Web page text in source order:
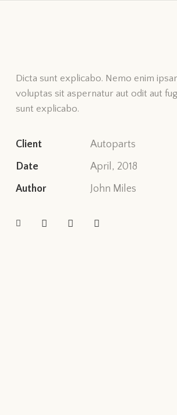
Dicta sunt explicabo. Nemo enim
voluptas sit aspernatur aut odit aut
sunt explicabo.
Client
Autoparts
Date
April, 2018
Author
John Miles